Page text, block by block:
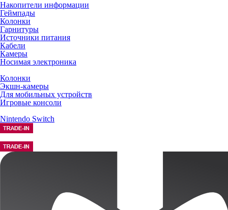
Накопители информации
Геймпады
Колонки
Гарнитуры
Источники питания
Кабели
Камеры
Носимая электроника
Колонки
Экшн-камеры
Для мобильных устройств
Игровые консоли
Nintendo Switch